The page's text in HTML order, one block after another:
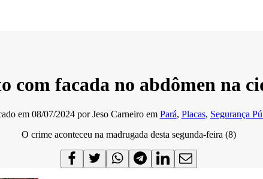
com facada no abdômen na
em 08/07/2024 porJeso Carneiro em Pará, Placas, Segurança
O crime aconteceu na madrugada desta segunda-feira (8)